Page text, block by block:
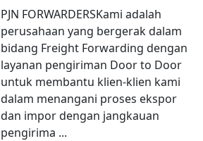
PJN FORWARDERSKami adalah
perusahaan yang bergerak dalam
bidang Freight Forwarding dengan
layanan pengiriman Door to Door
untuk membantu klien-klien kami
dalam menangani proses ekspor
dan impor dengan jangkauan
pengirima ...